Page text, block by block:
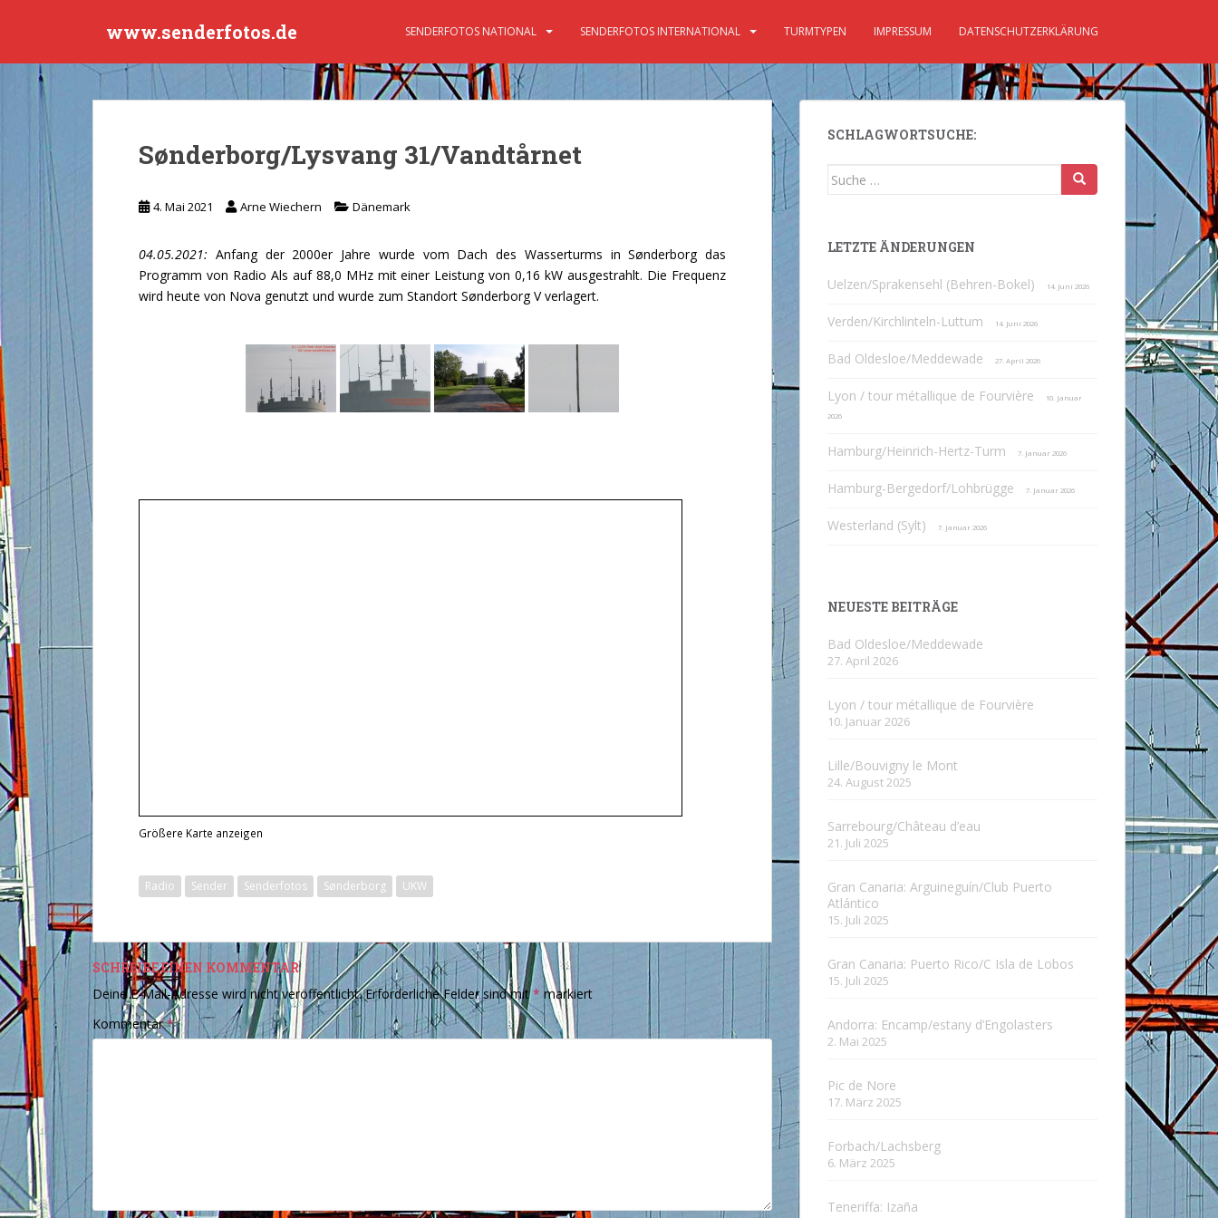
t
www.senderfotos.de SENDERFOTOS NATIONAL SENDERFOTOS INTERNATIONAL TURMTYPEN IMPRESSUM DATENSCHUTZERKLÄRUNG
Sønderborg/Lysvang 31/Vandtårnet
4. Mai 2021 Arne Wiechern Dänemark
04.05.2021: Anfang der 2000er Jahre wurde vom Dach des Wasserturms in Sønderborg das
Programm von Radio Als auf 88,0 MHz mit einer Leistung von 0,16 kW ausgestrahlt. Die Frequenz
wird heute von Nova genutzt und wurde zum Standort Sønderborg Vverlagert.
Größere Karte anzeigen
Radio Sender Senderfotos Sønderborg UKW
SCHREIBE EINEN KOMMENTAR
Deine E-Mail-Adresse wird nicht veröffentlicht. Erforderliche Felder sind mit* markiert
Kommentar*
SCHLAGWORTSUCHE:
Suche
LETZTE ÄNDERUNGEN
Uelzen/Sprakensehl (Behren-Bokel) 14. Juni 2026
Verden/Kirchlinteln-Luttum 14. Juni 2026
Bad Oldesloe/Meddewade 27. April 2026
Lyon / tour métallique de Fourvière
10. Januar
2026
Hamburg/Heinrich-Hertz-Turm 7. Januar 2026
Hamburg-Bergedorf/Lohbrügge 7. Januar 2026
Westerland (Sylt) 7. Januar 2026
NEUESTE BEITRÄGE
Bad Oldesloe/Meddewade
27. April 2026
Lyon / tour métallique de Fourvière
10. Januar 2026
Lille/Bouvigny le Mont
24. August 2025
Sarrebourg/Château d’eau
21. Juli 2025
Gran Canaria: Arguineguín/Club Puerto
Atlántico
15. Juli 2025
Gran Canaria: Puerto Rico/C Isla de Lobos
15. Juli 2025
Andorra: Encamp/estany d’Engolasters
2. Mai 2025
Pic de Nore
17. März 2025
Forbach/Lachsberg
6. März 2025
Teneriffa: Izaña